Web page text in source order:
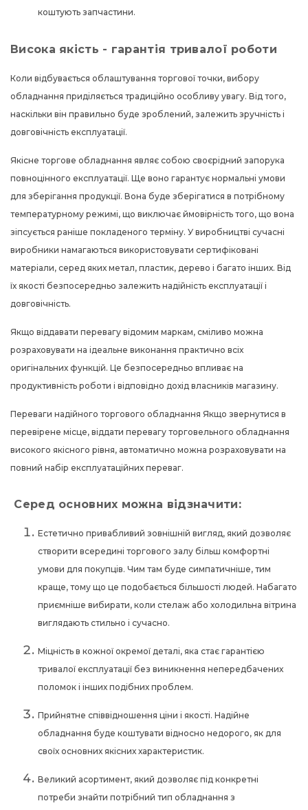
коштують запчастини.
Висока якість - гарантія тривалої роботи
Коли відбувається облаштування торгової точки, вибору
обладнання приділяється традиційно особливу увагу. Від того,
наскільки він правильно буде зроблений, залежить зручність і
довговічність експлуатації.
Якісне торгове обладнання являє собою своєрідний запорука
повноцінного експлуатації. Ще воно гарантує нормальні умови
для зберігання продукції. Вона буде зберігатися в потрібному
температурному режимі, що виключає ймовірність того, що вона
зіпсується раніше покладеного терміну. У виробництві сучасні
виробники намагаються використовувати сертифіковані
матеріали, серед яких метал, пластик, дерево і багато інших. Від
їх якості безпосередньо залежить надійність експлуатації і
довговічність.
Якщо віддавати перевагу відомим маркам, сміливо можна
розраховувати на ідеальне виконання практично всіх
оригінальних функцій. Це безпосередньо впливає на
продуктивність роботи і відповідно дохід власників магазину.
Переваги надійного торгового обладнання Якщо звернутися в
перевірене місце, віддати перевагу торговельного обладнання
високого якісного рівня, автоматично можна розраховувати на
повний набір експлуатаційних переваг.
Серед основних можна відзначити:
Естетично привабливий зовнішній вигляд, який дозволяє
створити всередині торгового залу більш комфортні
умови для покупців. Чим там буде симпатичніше, тим
краще, тому що це подобається більшості людей. Набагато
приємніше вибирати, коли стелаж або холодильна вітрина
виглядають стильно і сучасно.
Міцність в кожної окремої деталі, яка стає гарантією
тривалої експлуатації без виникнення непередбачених
поломок і інших подібних проблем.
Прийнятне співвідношення ціни і якості. Надійне
обладнання буде коштувати відносно недорого, як для
своїх основних якісних характеристик.
Великий асортимент, який дозволяє під конкретні
потреби знайти потрібний тип обладнання з